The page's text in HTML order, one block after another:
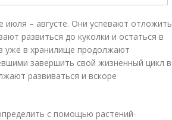
июля – августе. Они успевают отложить
развиться до куколки и остаться в
уже в хранилище продолжают
завершить свой жизненный цикл в
развиваться и вскоре
с помощью растений-